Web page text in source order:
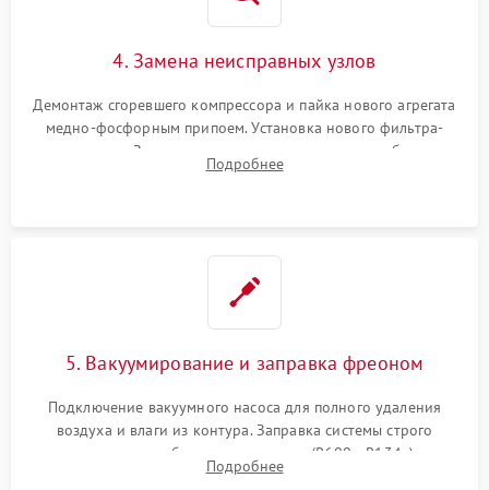
4. Замена неисправных узлов
Демонтаж сгоревшего компрессора и пайка нового агрегата
медно-фосфорным припоем. Установка нового фильтра-
осушителя. Замена изношенных вентиляторов обдува,
сломанных заслонок или поврежденных дверных петель.
Подробнее
5. Вакуумирование и заправка фреоном
Подключение вакуумного насоса для полного удаления
воздуха и влаги из контура. Заправка системы строго
дозированным объемом хладагента (R600a, R134a) по
электронным весам. Контроль рабочего давления в системе.
Подробнее